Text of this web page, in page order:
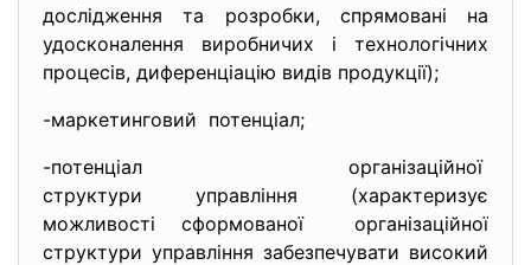
дослідження та розробки, спрямовані на
удосконалення виробничих і технологічних
процесів, диференціацію видів продукції);
-маркетинговий потенціал;
-потенціал організаційної
структури управління (характеризує
можливості сформованої організаційної
структури управління забезпечувати високий